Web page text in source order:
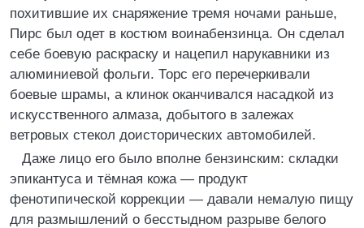
похитившие их снаряжение тремя ночами раньше,
Пирс был одет в костюм воинабензинца. Он сделал
себе боевую раскраску и нацепил нарукавники из
алюминиевой фольги. Торс его перечеркивали
боевые шрамы, а клинок оканчивался насадкой из
искусственного алмаза, добытого в залежах
ветровых стекол доисторических автомобилей.
Даже лицо его было вполне бензинским: складки
эпикантуса и тёмная кожа — продукт
фенотипической коррекции — давали немалую пищу
для размышлений о бесстыдном разрыве белого